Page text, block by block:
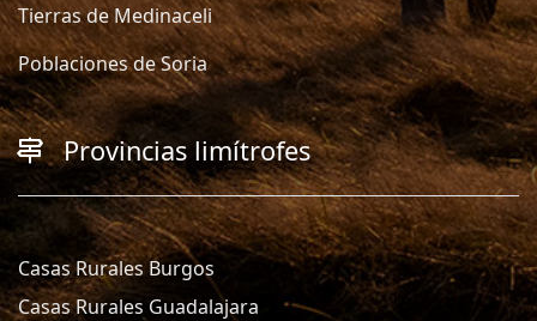
Tierras de Medinaceli
Poblaciones de Soria
Provincias limítrofes
Casas Rurales Burgos
Casas Rurales Guadalajara